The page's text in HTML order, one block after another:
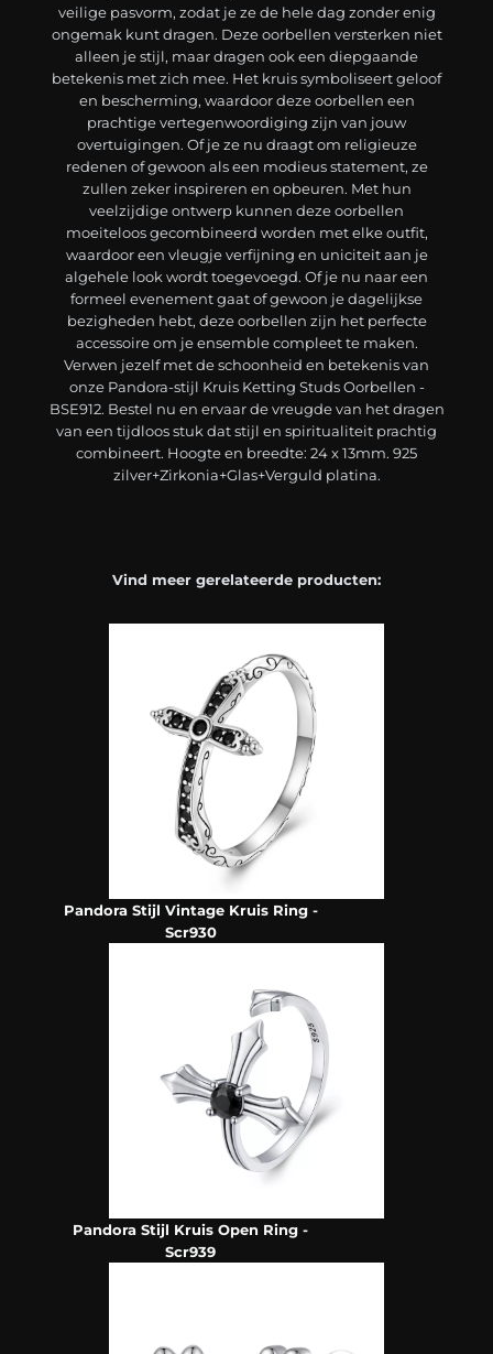
veilige pasvorm, zodat je ze de hele dag zonder enig
ongemak kunt dragen. Deze oorbellen versterken niet
alleen je stijl, maar dragen ook een diepgaande
betekenis met zich mee. Het kruis symboliseert geloof
en bescherming, waardoor deze oorbellen een
prachtige vertegenwoordiging zijn van jouw
overtuigingen. Of je ze nu draagt om religieuze
redenen of gewoon als een modieus statement, ze
zullen zeker inspireren en opbeuren. Met hun
veelzijdige ontwerp kunnen deze oorbellen
moeiteloos gecombineerd worden met elke outfit,
waardoor een vleugje verfijning en uniciteit aan je
algehele look wordt toegevoegd. Of je nu naar een
formeel evenement gaat of gewoon je dagelijkse
bezigheden hebt, deze oorbellen zijn het perfecte
accessoire om je ensemble compleet te maken.
Verwen jezelf met de schoonheid en betekenis van
onze Pandora-stijl Kruis Ketting Studs Oorbellen -
BSE912. Bestel nu en ervaar de vreugde van het dragen
van een tijdloos stuk dat stijl en spiritualiteit prachtig
combineert. Hoogte en breedte: 24 x 13mm. 925
zilver+Zirkonia+Glas+Verguld platina.
Vind meer gerelateerde producten:
Pandora Stijl Vintage Kruis Ring -
Scr930
Pandora Stijl Kruis Open Ring -
Scr939